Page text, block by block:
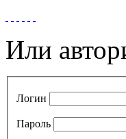
Или
Логин
Пароль